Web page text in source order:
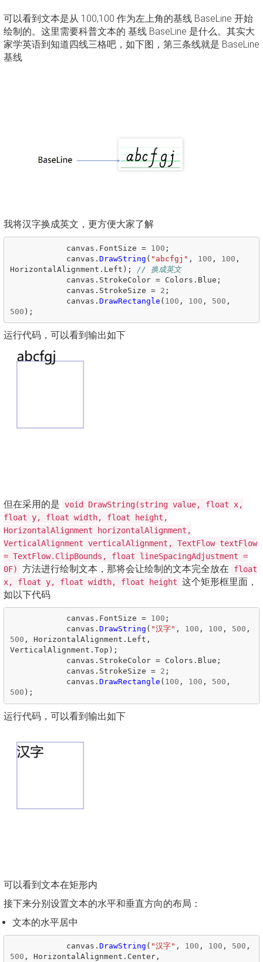
可以看到文本是从 100,100 作为左上角的基线 BaseLine 开始
绘制的。这里需要科普文本的 基线 BaseLine 是什么。其实大
家学英语到知道四线三格吧，如下图，第三条线就是 BaseLine
基线
我将汉字换成英文，更方便大家了解
canvas . FontSize = 100 ;
canvas . DrawString ( "abcfgj" , 100 , 100 ,
HorizontalAlignment . Left );
// 换成英文
canvas . StrokeColor = Colors . Blue ;
canvas . StrokeSize = 2 ;
canvas . DrawRectangle ( 100 , 100 , 500 ,
500 );
运行代码，可以看到输出如下
但在采用的是 void DrawString(string value, float x,
float y, float width, float height,
HorizontalAlignment horizontalAlignment,
VerticalAlignment verticalAlignment, TextFlow textFlow
= TextFlow.ClipBounds, float lineSpacingAdjustment =
0F)
方法进行绘制文本，那将会让绘制的文本完全放在
float
x, float y, float width, float height 这个矩形框里面，
如以下代码
canvas . FontSize = 100 ;
canvas . DrawString ( "汉字" , 100 , 100 , 500 ,
500 , HorizontalAlignment . Left ,
VerticalAlignment . Top );
canvas . StrokeColor = Colors . Blue ;
canvas . StrokeSize = 2 ;
canvas . DrawRectangle ( 100 , 100 , 500 ,
500 );
运行代码，可以看到输出如下
可以看到文本在矩形内
接下来分别设置文本的水平和垂直方向的布局：
文本的水平居中
canvas . DrawString ( "汉字" , 100 , 100 , 500 ,
500 , HorizontalAlignment . Center,